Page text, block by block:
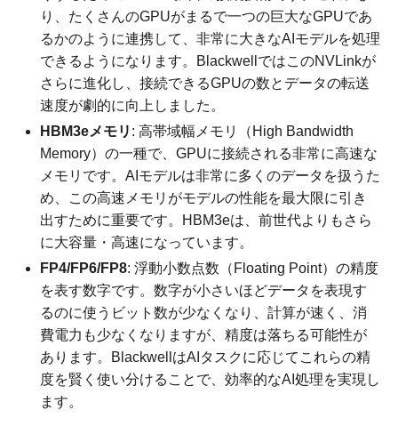
り、たくさんのGPUがまるで一つの巨大なGPUであ
るかのように連携して、非常に大きなAIモデルを処理
できるようになります。BlackwellではこのNVLinkが
さらに進化し、接続できるGPUの数とデータの転送
速度が劇的に向上しました。
HBM3eメモリ : 高帯域幅メモリ（High Bandwidth
Memory）の一種で、GPUに接続される非常に高速な
メモリです。AIモデルは非常に多くのデータを扱うた
め、この高速メモリがモデルの性能を最大限に引き
出すために重要です。HBM3eは、前世代よりもさら
に大容量・高速になっています。
FP4/FP6/FP8: 浮動小数点数（Floating Point）の精度
を表す数字です。数字が小さいほどデータを表現す
るのに使うビット数が少なくなり、計算が速く、消
費電力も少なくなりますが、精度は落ちる可能性が
あります。BlackwellはAIタスクに応じてこれらの精
度を賢く使い分けることで、効率的なAI処理を実現し
ます。